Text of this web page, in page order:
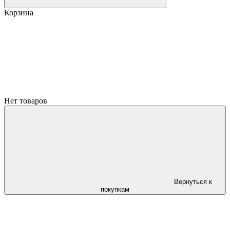
Корзина
Нет товаров
Вернуться к
покупкам